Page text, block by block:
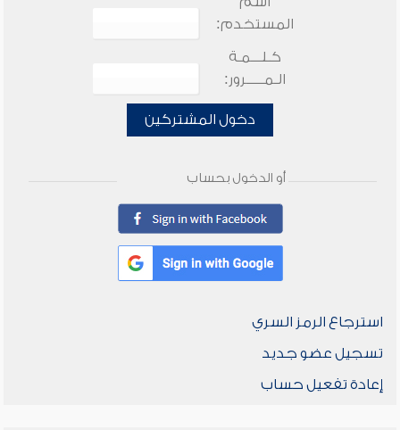
المستخدم:
كـلـــمـة
الـمـــــرور:
دخول المشتركين
أو الدخول بحساب
استرجاع الرمز السري
تسجيل عضو جديد
إعادة تفعيل حساب